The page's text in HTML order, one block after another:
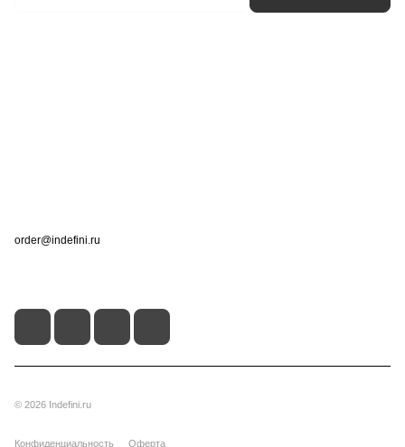
order@indefini.ru
© 2026 Indefini.ru
Конфиденциальность Оферта